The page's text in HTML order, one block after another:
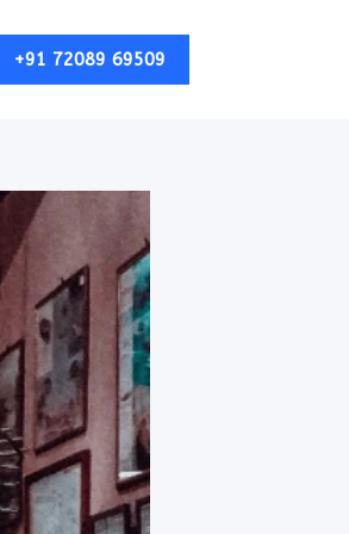
+91 72089 69509